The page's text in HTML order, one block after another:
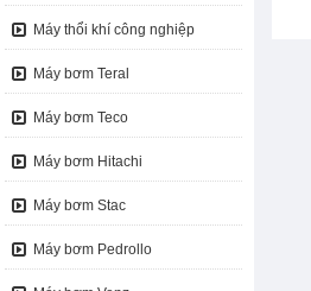
Máy bơm chữa cháy Tohatsu
Máy bơm chữa cháy Diesel
Máy bơm Shinmaywa
Máy bơm Wilo
Máy bơm Saer
Máy thổi khí công nghiệp
Máy bơm Teral
Máy bơm Teco
Máy bơm Hitachi
Máy bơm Stac
Máy bơm Pedrollo